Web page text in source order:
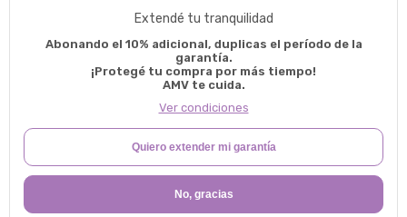
Extendé tu tranquilidad
Abonando el 10% adicional, duplicas el período de la
garantía.
¡Protegé tu compra por más tiempo!
AMV te cuida.
Ver condiciones
Quiero extender mi garantía
No, gracias